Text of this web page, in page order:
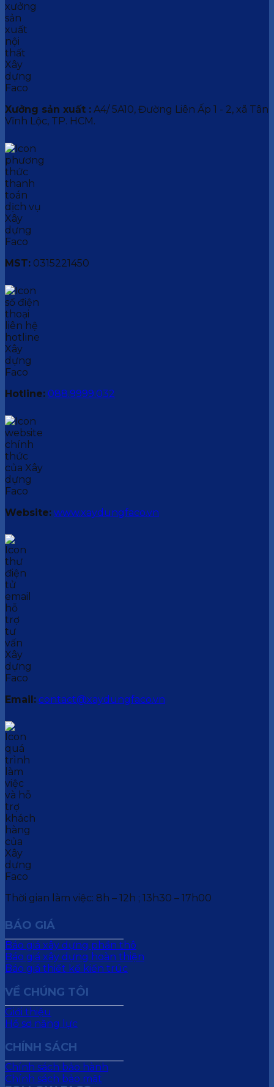
Xưởng sản xuất : A4/ 5A10, Đường Liên Ấp 1 - 2, xã Tân
Vĩnh Lộc, TP. HCM.
MST: 0315221450
Hotline: 088.9999.032
Website: www.xaydungfaco.vn
Email: contact@xaydungfaco.vn
Thời gian làm việc: 8h – 12h ; 13h30 – 17h00
BÁO GIÁ
Báo giá xây dựng phần thô
Báo giá xây dựng hoàn thiện
Báo giá thiết kế kiến trúc
VỀ CHÚNG TÔI
Giới thiệu
Hồ sơ năng lực
CHÍNH SÁCH
Chính sách bảo hành
Chính sách bảo mật